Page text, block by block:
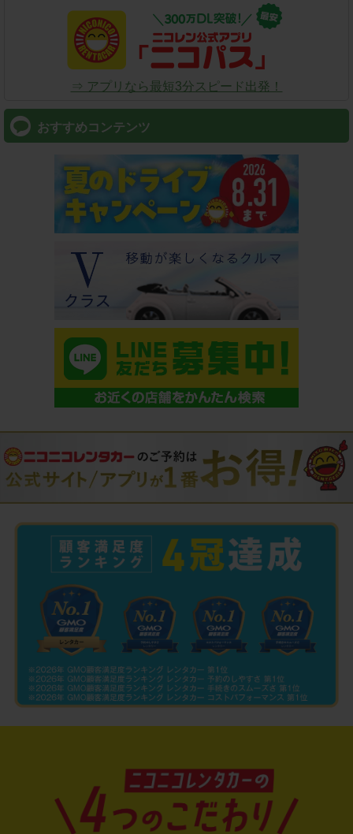
⇒ アプリなら最短3分スピード出発！
おすすめコンテンツ